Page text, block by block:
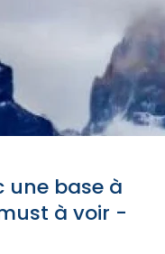
une base à
à voir -